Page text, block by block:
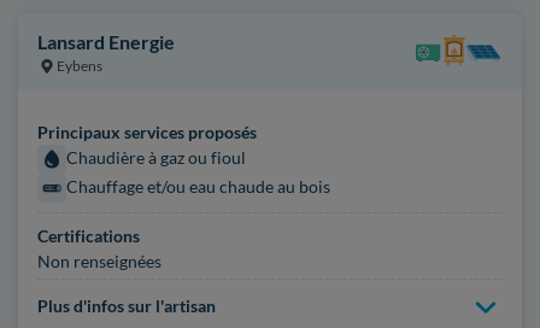
Lansard Energie
Eybens
Principaux services proposés
Chaudière à gaz ou fioul
Chauffage et/ou eau chaude au bois
Certifications
Non renseignées
Plus d'infos sur l'artisan